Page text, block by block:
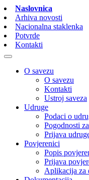
Naslovnica
Arhiva novosti
Nacionalna staklenka
Potvrde
Kontakti
O savezu
O savezu
Kontakti
Ustroj saveza
Udruge
Podaci o
Pogodnosti
Prijava
Povjerenici
Popis
Prijava
Aplikacija za